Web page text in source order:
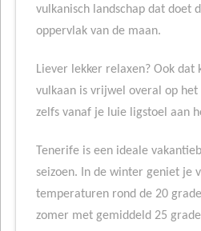
vulkanisch landschap dat doet
oppervlak van de maan.
Liever lekker relaxen? Ook dat
vulkaan is vrijwel overal op
zelfs vanaf je luie ligstoel aan
Tenerife is een ideale
seizoen. In de winter geniet je
temperaturen rond de 20
zomer met gemiddeld 25